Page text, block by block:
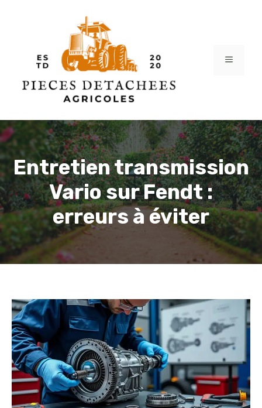
MENU
Entretien transmission
Vario sur Fendt :
erreurs à éviter